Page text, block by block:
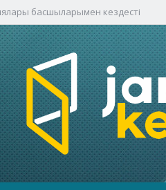
басшыларымен кездесті